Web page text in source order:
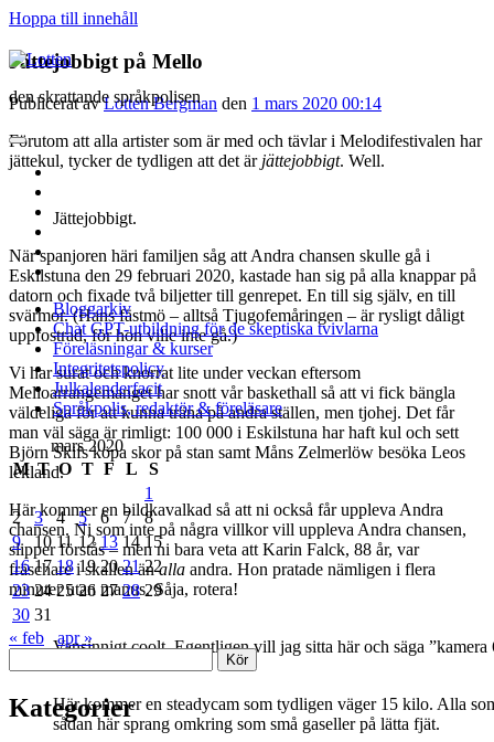
Hoppa till innehåll
Lotten
den skrattande språkpolisen
öppna
primär
meny
twitter
instagram
linkedin
rss
e-
post
Bloggarkiv
Chat GPT-utbildning för de skeptiska tvivlarna
Föreläsningar & kurser
Integritetspolicy
Julkalenderfacit
Språkpolis, redaktör & föreläsare
Sidopanel
mars 2020
M T O T F L
S
1
2
3 4 5 6 7
8
9
10 11 12 13 14 15
16 17 18 19 20 21 22
23 24 25 26 27 28 29
30 31
« feb
apr »
Kategorier
Jättejobbigt på Mello
Publicerat avLotten Bergman den 1 mars 2020 00:14
Förutom att alla artister som är med och tävlar i Melodifestivalen har
jättekul, tycker de tydligen att det är jättejobbigt. Well.
Jättejobbigt.
När spanjoren häri familjen såg att Andra chansen skulle gå i
Eskilstuna den 29 februari 2020, kastade han sig på alla knappar på
datorn och fixade två biljetter till genrepet. En till sig själv, en till
svärmor. (Hans fästmö – alltså Tjugofemåringen – är rysligt dåligt
uppfostrad, för hon ville inte gå.)
Vi har surat och knorrat lite under veckan eftersom
Melloarrangemanget har snott vår baskethall så att vi fick bängla
väldeliga för att kunna träna på andra ställen, men tjohej. Det får
man väl säga är rimligt: 100 000 i Eskilstuna har haft kul och sett
Björn Skifs köpa skor på stan samt Måns Zelmerlöw besöka Leos
lekland.
Här kommer en bildkavalkad så att ni också får uppleva Andra
chansen. Ni som inte på några villkor vill uppleva Andra chansen,
slipper förstås – men ni bara veta att Karin Falck, 88 år, var
fräschare i skallen änalla andra. Hon pratade nämligen i flera
minuter utan manus. Såja, rotera!
Vansinnigt coolt. Egentligen vill jag sitta här och säga
Här kommer en steadycam som tydligen väger 15 kilo. Alla
sådan här sprang omkring som små gaseller på lätta fjät.